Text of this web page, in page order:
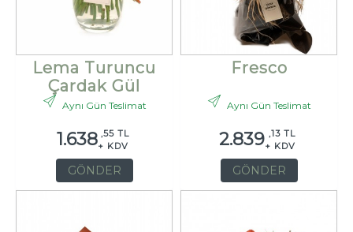
Lema Turuncu
Çardak Gül
Aynı Gün Teslimat
1.638 ,55 TL
+ KDV
GÖNDER
Fresco
Aynı Gün Teslimat
2.839 ,13 TL
+ KDV
GÖNDER